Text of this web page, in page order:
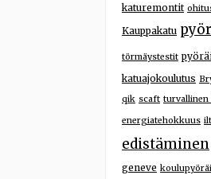
katuremontit
Kauppakatu
törmäystestit
katuajokoulutus
qik scaft turvallinen
energiatehokkuus
edistäminen
geneve